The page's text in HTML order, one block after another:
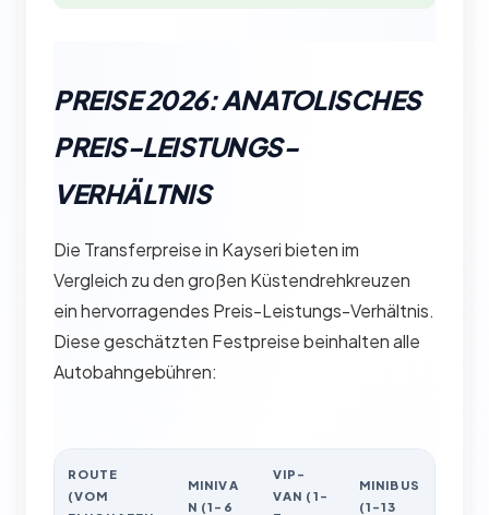
PREISE 2026: ANATOLISCHES
PREIS-LEISTUNGS-
VERHÄLTNIS
Die Transferpreise in Kayseri bieten im
Vergleich zu den großen Küstendrehkreuzen
ein hervorragendes Preis-Leistungs-Verhältnis.
Diese geschätzten Festpreise beinhalten alle
Autobahngebühren:
ROUTE
(VOM
MINIVA
N (1-6
VIP-
VAN (1-
MINIBUS
(1-13